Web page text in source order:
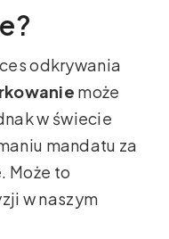
odkrywania
może
w świecie
mandatu za
Może to
w naszym